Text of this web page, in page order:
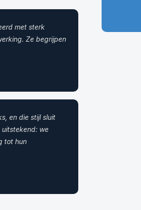
met sterk
Ze begrijpen
en die stijl sluit
uitstekend: we
tot hun